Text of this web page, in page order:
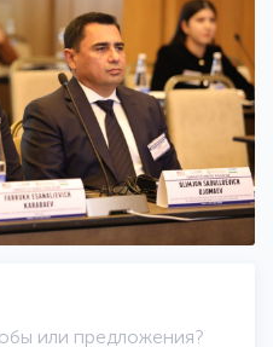
или предложения?